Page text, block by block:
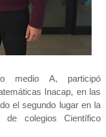
medio A, participó
Inacap, en las
el segundo lugar en la
de colegios Científico